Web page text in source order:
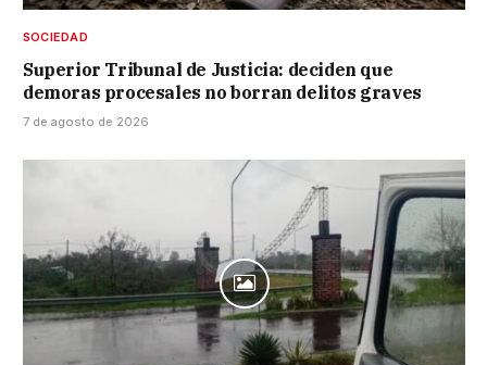
SOCIEDAD
Superior Tribunal de Justicia: deciden que
demoras procesales no borran delitos graves
7 de agosto de 2026